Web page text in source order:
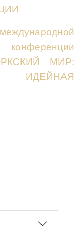
МИР:
ИДЕЙНАЯ